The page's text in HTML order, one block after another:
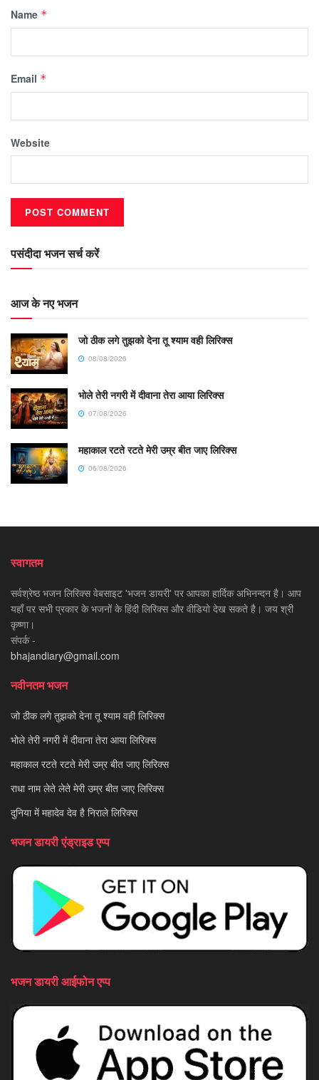
Name *
Email *
Website
पसंदीदा भजन सर्च करें
आज के नए भजन
जो ठीक लगे तुझको देना तू श्याम वही लिरिक्स
08/08/2026
भोले तेरी नगरी में दीवाना तेरा आया लिरिक्स
07/08/2026
महाकाल रटते रटते मेरी उम्र बीत जाए लिरिक्स
06/08/2026
स्वागतम
सर्वश्रेष्ठ भजन लिरिक्स वेबसाइट 'भजन डायरी' पर आपका हार्दिक अभिनन्दन है। आप
यहाँ पर सभी प्रकार के भजनों के हिंदी लिरिक्स और वीडियो देख सकते है। जय श्री
कृष्णा।
संपर्क -
bhajandiary@gmail.com
नवीनतम भजन
जो ठीक लगे तुझको देना तू श्याम वही लिरिक्स
भोले तेरी नगरी में दीवाना तेरा आया लिरिक्स
महाकाल रटते रटते मेरी उम्र बीत जाए लिरिक्स
राधा नाम लेते लेते मेरी उम्र बीत जाए लिरिक्स
दुनिया में महादेव देव है निराले लिरिक्स
भजन डायरी एंड्राइड एप्प
भजन डायरी आईफोन एप्प